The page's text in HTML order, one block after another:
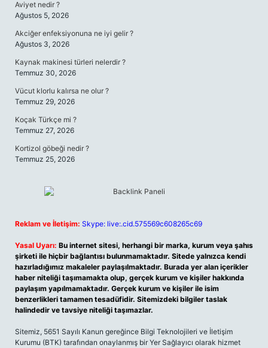
Aviyet nedir ?
Ağustos 5, 2026
Akciğer enfeksiyonuna ne iyi gelir ?
Ağustos 3, 2026
Kaynak makinesi türleri nelerdir ?
Temmuz 30, 2026
Vücut klorlu kalırsa ne olur ?
Temmuz 29, 2026
Koçak Türkçe mi ?
Temmuz 27, 2026
Kortizol göbeği nedir ?
Temmuz 25, 2026
Reklam ve İletişim: Skype: live:.cid.575569c608265c69
Yasal Uyarı: Bu internet sitesi, herhangi bir marka, kurum veya şahıs
şirketi ile hiçbir bağlantısı bulunmamaktadır. Sitede yalnızca kendi
hazırladığımız makaleler paylaşılmaktadır. Burada yer alan içerikler
haber niteliği taşımamakta olup, gerçek kurum ve kişiler hakkında
paylaşım yapılmamaktadır. Gerçek kurum ve kişiler ile isim
benzerlikleri tamamen tesadüfidir. Sitemizdeki bilgiler taslak
halindedir ve tavsiye niteliği taşımazlar.
Sitemiz, 5651 Sayılı Kanun gereğince Bilgi Teknolojileri ve İletişim
Kurumu (BTK) tarafından onaylanmış bir Yer Sağlayıcı olarak hizmet